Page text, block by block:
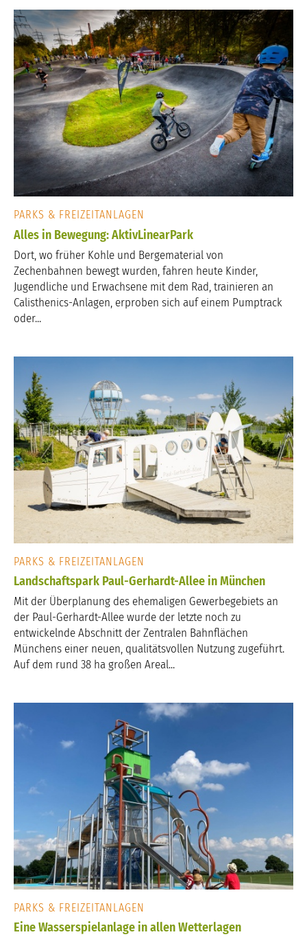
PARKS & FREIZEITANLAGEN
Alles in Bewegung: AktivLinearPark
Dort, wo früher Kohle und Bergematerial von
Zechenbahnen bewegt wurden, fahren heute Kinder,
Jugendliche und Erwachsene mit dem Rad, trainieren an
Calisthenics-Anlagen, erproben sich auf einem Pumptrack
oder...
PARKS & FREIZEITANLAGEN
Landschaftspark Paul-Gerhardt-Allee in München
Mit der Überplanung des ehemaligen Gewerbegebiets an
der Paul-Gerhardt-Allee wurde der letzte noch zu
entwickelnde Abschnitt der Zentralen Bahnflächen
Münchens einer neuen, qualitätsvollen Nutzung zugeführt.
Auf dem rund 38 ha großen Areal...
PARKS & FREIZEITANLAGEN
Eine Wasserspielanlage in allen Wetterlagen